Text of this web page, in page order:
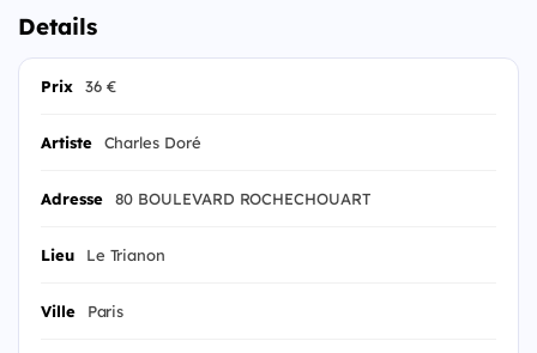
Details
Prix 36 €
Artiste Charles Doré
Adresse 80 BOULEVARD ROCHECHOUART
Lieu Le Trianon
Ville Paris